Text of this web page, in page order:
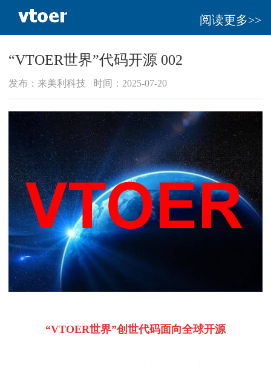
阅读更多>>
“VTOER世界”代码开源 002
发布：来美利科技 时间：2025-07-20
“VTOER世界”创世代码面向全球开源